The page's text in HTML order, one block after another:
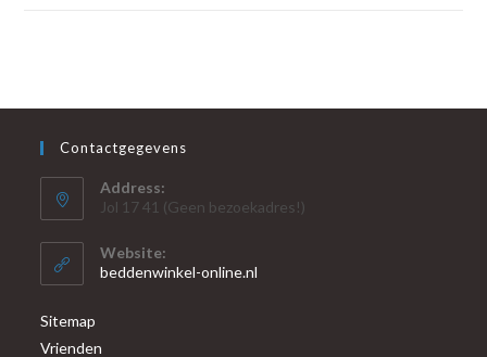
Contactgegevens
Address:
Jol 17 41 (Geen bezoekadres!)
Website:
beddenwinkel-online.nl
Sitemap
Vrienden